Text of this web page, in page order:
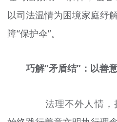
以司法温情为困境家庭纾
障“保护伞”。
巧解“矛盾结”：以善
法理不外人情，